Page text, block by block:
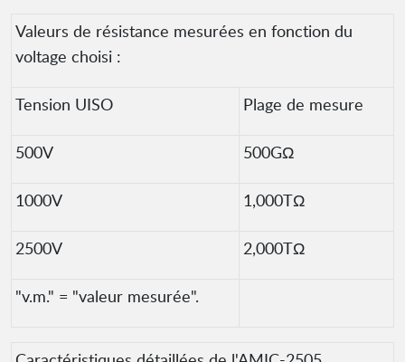
Valeurs de résistance mesurées en fonction du
voltage choisi :
Tension UISO Plage de mesure
500V 500GΩ
1000V 1,000TΩ
2500V 2,000TΩ
"v.m." = "valeur mesurée".